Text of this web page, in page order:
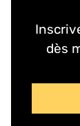
dès